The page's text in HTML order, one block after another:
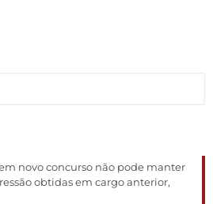
novo concurso não pode manter
obtidas em cargo anterior,